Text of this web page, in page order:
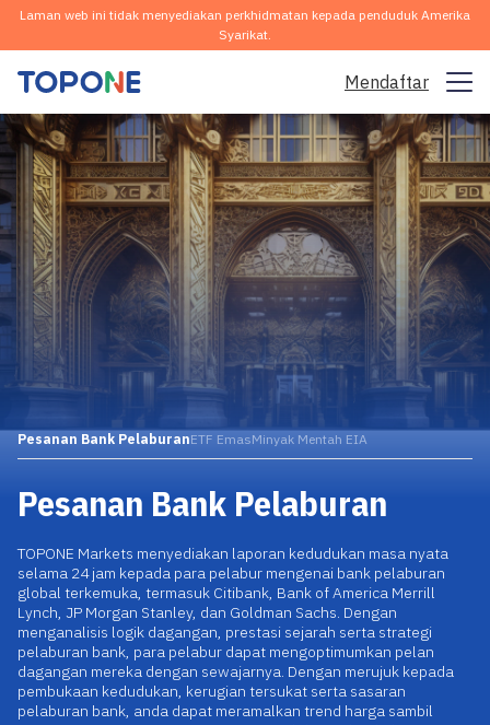
Laman web ini tidak menyediakan perkhidmatan kepada penduduk Amerika
Syarikat.
Mendaftar
Pasaran Dagangan
Platform
Komuniti
Analisis & Pembelajaran
Syarikat
Muat turun Aplikasi
Trader | Affiliates
Pesanan Bank PelaburanETF EmasMinyak Mentah EIA
Pesanan Bank Pelaburan
TOPONE Markets menyediakan laporan kedudukan masa nyata
selama 24 jam kepada para pelabur mengenai bank pelaburan
global terkemuka, termasuk Citibank, Bank of America Merrill
Lynch, JP Morgan Stanley, dan Goldman Sachs. Dengan
menganalisis logik dagangan, prestasi sejarah serta strategi
pelaburan bank, para pelabur dapat mengoptimumkan pelan
dagangan mereka dengan sewajarnya. Dengan merujuk kepada
pembukaan kedudukan, kerugian tersukat serta sasaran
pelaburan bank, anda dapat meramalkan trend harga sambil